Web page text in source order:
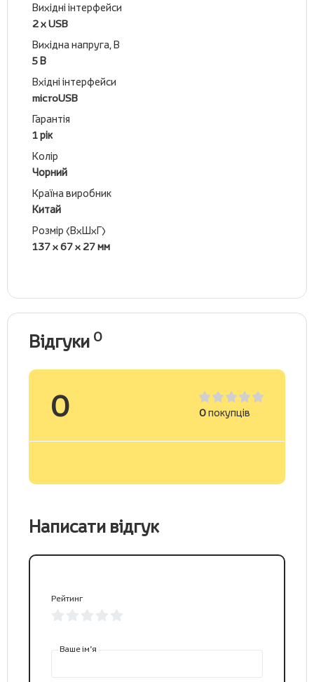
Вихідні інтерфейси
2 х USB
Вихідна напруга, В
5 В
Вхідні інтерфейси
microUSB
Гарантія
1 рік
Колір
Чорний
Країна виробник
Китай
Розмір (ВхШхГ)
137 x 67 x 27 мм
Відгуки 0
0 0покупців
Написати відгук
Рейтинг
Ваше ім’я